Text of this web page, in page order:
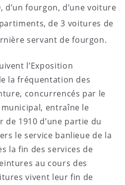
d’un fourgon, d’une voiture
de 3 voitures de
servant de fourgon.
l’Exposition
la fréquentation des
concurrencés par le
entraîne le
1910 d’une partie du
le service banlieue de la
la fin des services de
au cours des
vivent leur fin de